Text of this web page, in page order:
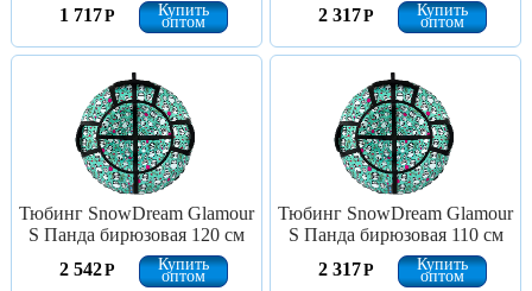
1 717Р Купить
оптом
2 317Р Купить
оптом
Тюбинг SnowDream Glamour
S Панда бирюзовая 120 см
2 542Р Купить
оптом
Тюбинг SnowDream Glamour
S Панда бирюзовая 110 см
2 317Р Купить
оптом